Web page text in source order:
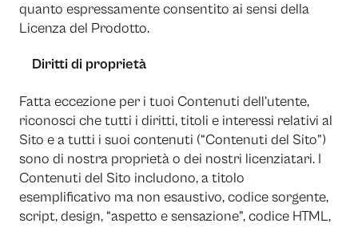
quanto espressamente consentito ai sensi della
Licenza del Prodotto.
Diritti di proprietà
Fatta eccezione per i tuoi Contenuti dell’utente,
riconosci che tutti i diritti, titoli e interessi relativi al
Sito e a tutti i suoi contenuti (“Contenuti del Sito”)
sono di nostra proprietà o dei nostri licenziatari. I
Contenuti del Sito includono, a titolo
esemplificativo ma non esaustivo, codice sorgente,
script, design, “aspetto e sensazione”, codice HTML,